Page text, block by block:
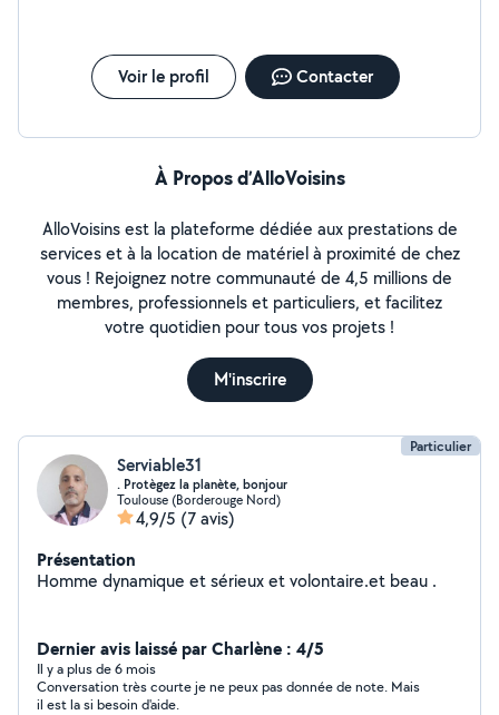
fait son travail tout à fait correctement et sérieusement pour
un prix modique. Il a été d'ailleurs très soigneux, me montrant
quelques petits défauts qui se trouvaient par ci et là mais pas
MERCI PATRICK.. Mary.
Voir le profil Contacter
À Propos d’AlloVoisins
AlloVoisins est la plateforme dédiée aux prestations de
services et à la location de matériel à proximité de chez
vous ! Rejoignez notre communauté de 4,5 millions de
membres, professionnels et particuliers, et facilitez
votre quotidien pour tous vos projets !
M'inscrire
Particulier
Serviable31
. Protègez la planète, bonjour
Toulouse (Borderouge Nord)
4,9/5 (7 avis)
Présentation
Homme dynamique et sérieux et volontaire.et beau .
Dernier avis laissé par Charlène : 4/5
Il y a plus de 6 mois
Conversation très courte je ne peux pas donnée de note. Mais
il est la si besoin d'aide.